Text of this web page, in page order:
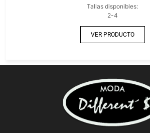
Tallas disponibles:
2-4
VER PRODUCTO